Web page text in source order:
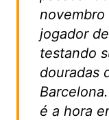
jogador
testando
douradas
é a hora